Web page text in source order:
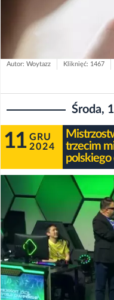
Autor: Woytazz Kliknięć: 1467
Środa,
11 GRU
2024
trzecim
polskiego